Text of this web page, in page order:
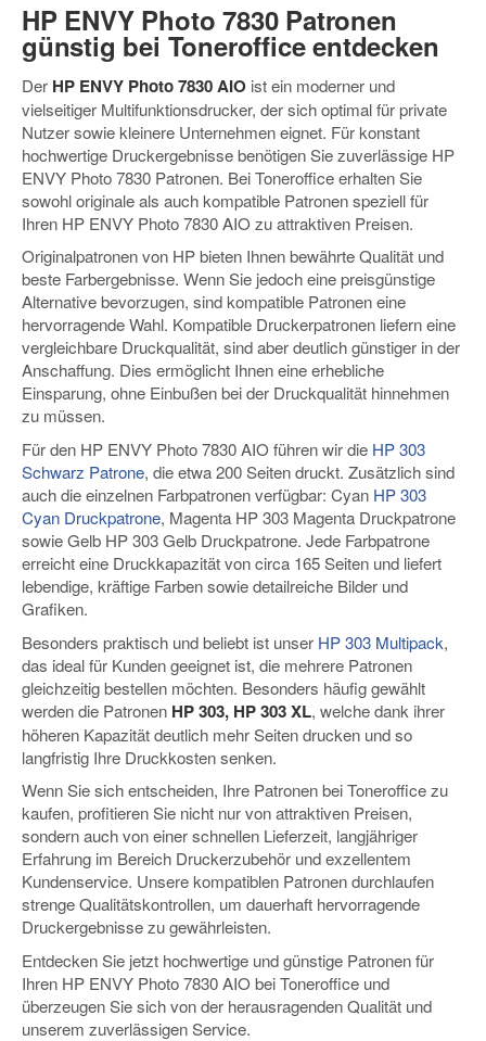
HP ENVY Photo 7830 Patronen
günstig bei Toneroffice entdecken
Der HP ENVY Photo 7830 AIO ist ein moderner und
vielseitiger Multifunktionsdrucker, der sich optimal für private
Nutzer sowie kleinere Unternehmen eignet. Für konstant
hochwertige Druckergebnisse benötigen Sie zuverlässige HP
ENVY Photo 7830 Patronen. Bei Toneroffice erhalten Sie
sowohl originale als auch kompatible Patronen speziell für
Ihren HP ENVY Photo 7830 AIO zu attraktiven Preisen.
Originalpatronen von HP bieten Ihnen bewährte Qualität und
beste Farbergebnisse. Wenn Sie jedoch eine preisgünstige
Alternative bevorzugen, sind kompatible Patronen eine
hervorragende Wahl. Kompatible Druckerpatronen liefern eine
vergleichbare Druckqualität, sind aber deutlich günstiger in der
Anschaffung. Dies ermöglicht Ihnen eine erhebliche
Einsparung, ohne Einbußen bei der Druckqualität hinnehmen
zu müssen.
Für den HP ENVY Photo 7830 AIO führen wir die HP 303
Schwarz Patrone, die etwa 200 Seiten druckt. Zusätzlich sind
auch die einzelnen Farbpatronen verfügbar: Cyan HP 303
Cyan Druckpatrone, Magenta HP 303 Magenta Druckpatrone
sowie Gelb HP 303 Gelb Druckpatrone. Jede Farbpatrone
erreicht eine Druckkapazität von circa 165 Seiten und liefert
lebendige, kräftige Farben sowie detailreiche Bilder und
Grafiken.
Besonders praktisch und beliebt ist unser HP 303 Multipack,
das ideal für Kunden geeignet ist, die mehrere Patronen
gleichzeitig bestellen möchten. Besonders häufig gewählt
werden die Patronen HP 303, HP 303 XL, welche dank ihrer
höheren Kapazität deutlich mehr Seiten drucken und so
langfristig Ihre Druckkosten senken.
Wenn Sie sich entscheiden, Ihre Patronen bei Toneroffice zu
kaufen, profitieren Sie nicht nur von attraktiven Preisen,
sondern auch von einer schnellen Lieferzeit, langjähriger
Erfahrung im Bereich Druckerzubehör und exzellentem
Kundenservice. Unsere kompatiblen Patronen durchlaufen
strenge Qualitätskontrollen, um dauerhaft hervorragende
Druckergebnisse zu gewährleisten.
Entdecken Sie jetzt hochwertige und günstige Patronen für
Ihren HP ENVY Photo 7830 AIO bei Toneroffice und
überzeugen Sie sich von der herausragenden Qualität und
unserem zuverlässigen Service.